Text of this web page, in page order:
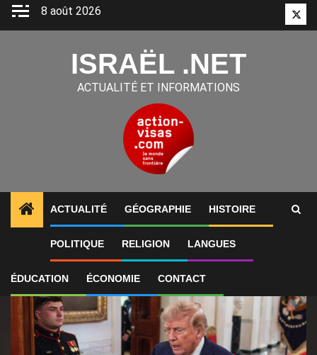
Aller
8 août 2026
ISRAËL .NET
ACTUALITÉ ET INFORMATIONS
ACTUALITÉ GÉOGRAPHIE HISTOIRE
POLITIQUE RELIGION LANGUES
ÉDUCATION ÉCONOMIE CONTACT
ALERTES INFO 1 États-Unis : « Cette guerre en